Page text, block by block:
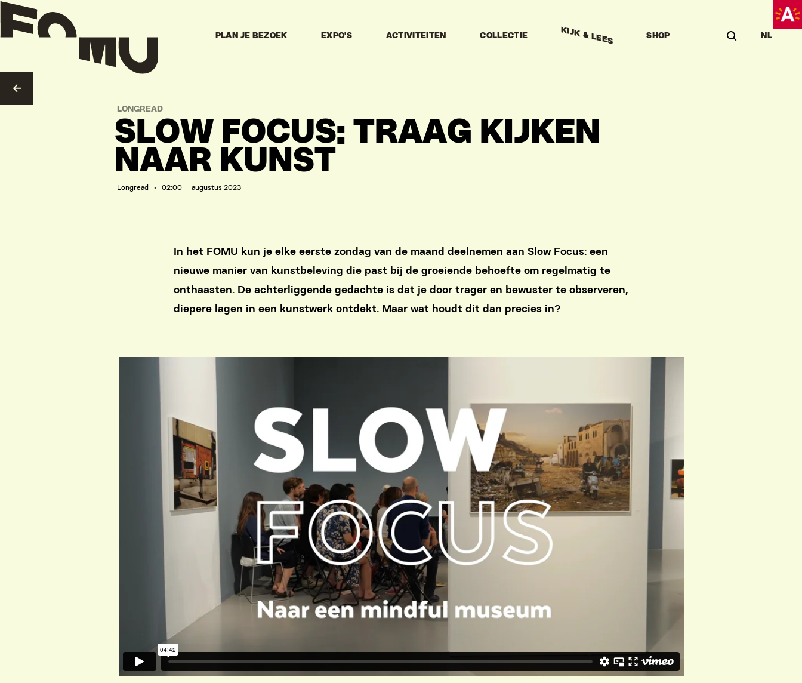
PLAN JE BEZOEK EXPO'S ACTIVITEITEN COLLECTIE KIJK & LEES SHOP NL
LONGREAD
SLOW FOCUS: TRAAG KIJKEN
NAAR KUNST
Longread • 02:00 augustus 2023
In het FOMU kun je elke eerste zondag van de maand deelnemen aan Slow Focus: een
nieuwe manier van kunstbeleving die past bij de groeiende behoefte om regelmatig te
onthaasten. De achterliggende gedachte is dat je door trager en bewuster te observeren,
diepere lagen in een kunstwerk ontdekt. Maar wat houdt dit dan precies in?